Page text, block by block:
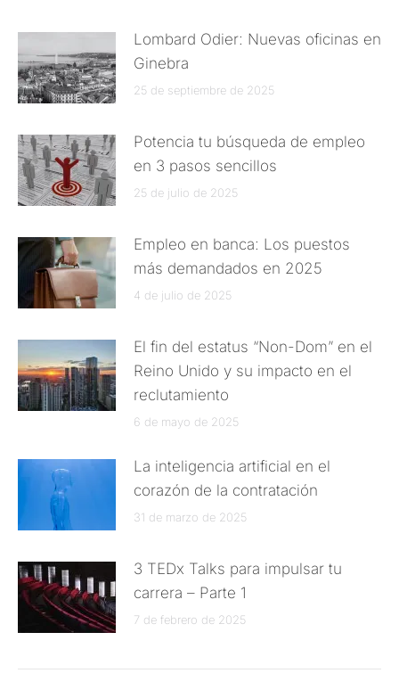
Lombard Odier: Nuevas oficinas en
Ginebra
25 de septiembre de 2025
Potencia tu búsqueda de empleo
en 3 pasos sencillos
25 de julio de 2025
Empleo en banca: Los puestos
más demandados en 2025
4 de julio de 2025
El fin del estatus “Non-Dom” en el
Reino Unido y su impacto en el
reclutamiento
6 de mayo de 2025
La inteligencia artificial en el
corazón de la contratación
31 de marzo de 2025
3 TEDx Talks para impulsar tu
carrera – Parte 1
7 de febrero de 2025